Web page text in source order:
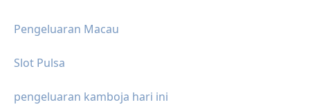
Pengeluaran Macau
Slot Pulsa
pengeluaran kamboja hari ini